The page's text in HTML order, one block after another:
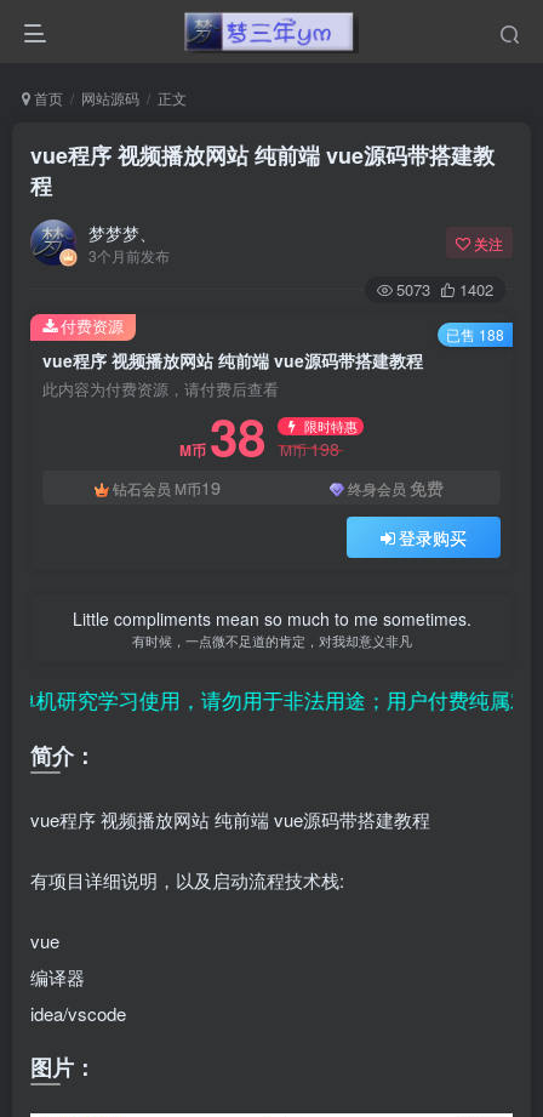
首页 网站源码 正文
vue程序 视频播放网站 纯前端 vue源码带搭建教
程
梦梦梦、
3个月前发布
关注
5073 1402
vue程序 视频播放网站 纯前端 vue源码带搭建教程
此内容为付费资源，请付费后查看
M币 38 限时特惠
M币198
钻石会员 M币19 终身会员 免费
登录购买
付费资源 已售 188
Little compliments mean so much to me sometimes.
有时候，一点微不足道的肯定，对我却意义非凡
研究学习使用，请勿用于非法用途；用户付费纯属对
简介：
vue程序 视频播放网站 纯前端 vue源码带搭建教程
有项目详细说明，以及启动流程技术栈:
vue
编译器
idea/vscode
图片：